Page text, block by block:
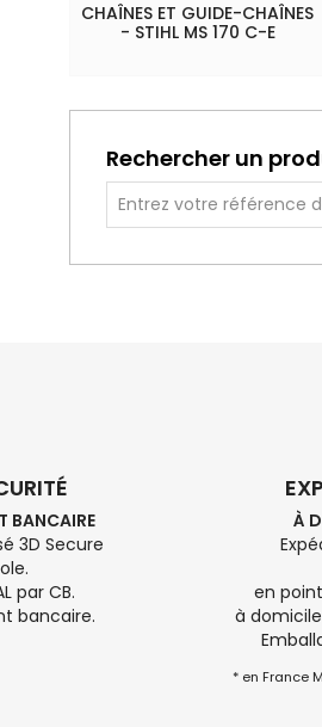
CHAÎNES ET GUIDE-CHAÎNES
- STIHL MS 170 C-E
Rechercher un
BANCAIRE
3D Secure
par CB.
bancaire.
À
en
à
* en France